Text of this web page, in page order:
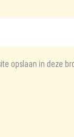
opslaan in deze